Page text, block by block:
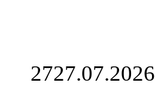
2727.07.2026